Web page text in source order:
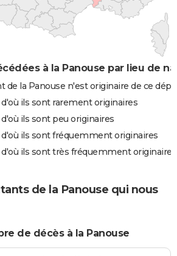
à la Panouse par lieu de
de la Panouse n'est originaire de ce
ils sont rarement originaires
ils sont peu originaires
ils sont fréquemment originaires
ils sont très fréquemment originaires
de la Panouse qui nous
de décès à la Panouse